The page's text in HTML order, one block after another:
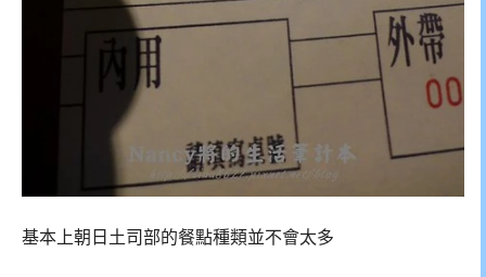
基本上朝日土司部的餐點種類並不會太多